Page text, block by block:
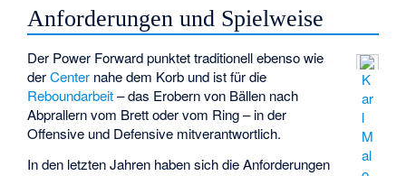
Anforderungen und Spielweise
K
ar
l
M
al
Der Power Forward punktet traditionell ebenso wie
derCenter nahe dem Korb und ist für die
Reboundarbeit– das Erobern von Bällen nach
Abprallern vom Brett oder vom Ring – in der
Offensive und Defensive mitverantwortlich.
In den letzten Jahren haben sich die Anforderungen